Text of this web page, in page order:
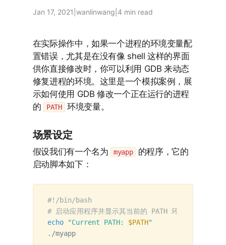
Jan 17, 2021 wanlinwang 4 min read
在实际操作中，如果一个进程的环境变量配
置错误，尤其是在没有像 shell 这样的界面
供你直接修改时，你可以利用 GDB 来动态
修复进程的环境。这里是一个模拟案例，展
示如何使用 GDB 修改一个正在运行的进程
的
PATH 环境变量。
场景设定
假设我们有一个名为 myapp
的程序，它的
启动脚本如下：
#!/bin/bash
# 启动应用程序并显示其当前的 PATH 环境变量
echo
"Current PATH: $PATH"
./myapp